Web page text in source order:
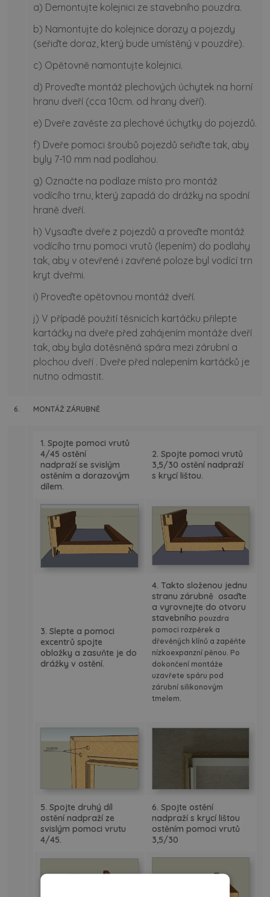
a) Demontujte kolejnici ze stavebního pouzdra.
b) Namontujte do kolejnice dorazy a pojezdy
(seřiďte doraz, který bude umístěný v pouzdře).
c) Opětovně namontujte kolejnici.
d) Proveďte montáž plechových úchytek na horní
hranu dveří (cca 10cm. od hrany dveří).
e) Dveře zavěste za plechové úchytky do pojezdů.
f) Dveře pomoci šroubů pojezdů seřiďte tak, aby
byly 7-10 mm nad podlahou.
g) Označte na podlaze místo pro montáž
vodícího trnu, který zapadá do drážky na spodní
hraně dveří.
h) Vysaďte dveře z pojezdů a proveďte montáž
vodícího trnu pomoci vrutů (lepením) do podlahy
tak, aby v otevřené i zavřené poloze byl vodící trn
kryt dveřmi.
i) Proveďte opětovnou montáž dveří.
j) V případě použití těsnicích kartáčku přilepte
kartáčky na dveře před zahájením montáže dveří
tak, aby byla dotěsněná spára mezi zárubní a
plochou dveří . Dveře před nalepením kartáčků je
nutno odmastit.
6. MONTÁŽ ZÁRUBNĚ
1. Spojte pomoci vrutů
4/45 ostění
nadpraží se svislým
ostěním a dorazovým
dílem.
2. Spojte pomoci vrutů
3,5/30 ostění nadpraží
s krycí lištou.
3. Slepte a pomoci
excentrů spojte
obložky a zasuňte je do
drážky v ostění.
4. Takto složenou jednu
stranu zárubně osaďte
a vyrovnejte do otvoru
stavebního pouzdra
pomoci rozpěrek a
dřevěných klínů a zapěňte
nízkoexpanzní pěnou. Po
dokončení montáže
uzavřete spáru pod
zárubní silikonovým
tmelem.
5. Spojte druhý díl
ostění nadpraží ze
svislým pomoci vrutu
4/45.
6. Spojte ostění
nadpraží s krycí lištou
ostěním pomoci vrutů
3,5/30